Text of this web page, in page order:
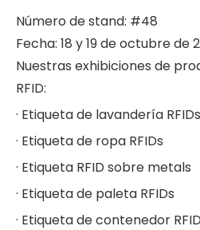
Número de stand: #48
Fecha: 18 y 19 de octubre de
Nuestras exhibiciones de
RFID:
· Etiqueta de lavandería RFIDs
· Etiqueta de ropa RFIDs
· Etiqueta RFID sobre metals
· Etiqueta de paleta RFIDs
· Etiqueta de contenedor